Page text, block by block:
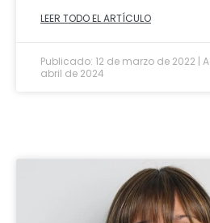
LEER TODO EL ARTÍCULO
Publicado: 12 de marzo de 2022 |
abril de 2024